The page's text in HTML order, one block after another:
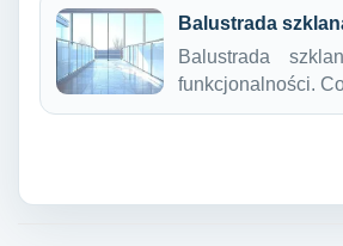
Balustrada
Balustrada
funkcjonalności.